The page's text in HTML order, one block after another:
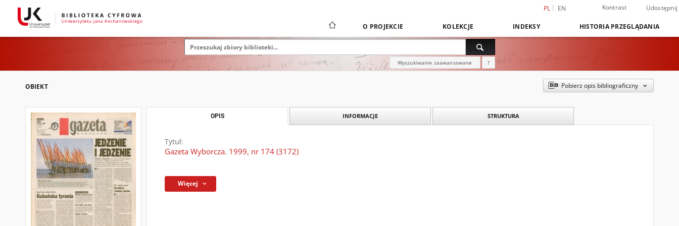
PL EN Kontrast Udostępnij
O PROJEKCIE KOLEKCJE INDEKSY HISTORIA PRZEGLĄDANIA
Wyszukiwanie zaawansowane ?
OBIEKT Pobierz opis bibliograficzny
OPIS INFORMACJE STRUKTURA
Tytuł:
Gazeta Wyborcza. 1999, nr 174 (3172)
Więcej